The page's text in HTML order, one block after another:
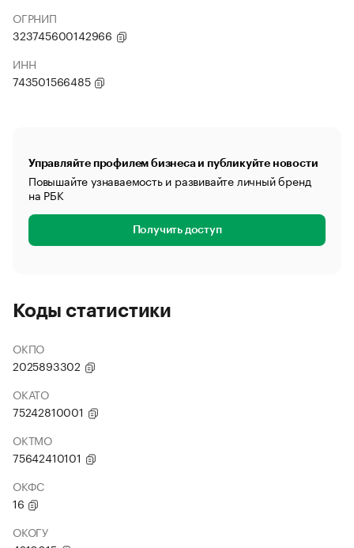
ОГРНИП
323745600142966
ИНН
743501566485
Управляйте профилем бизнеса и публикуйте новости
Повышайте узнаваемость и развивайте личный бренд
на РБК
Получить доступ
Коды статистики
ОКПО
2025893302
ОКАТО
75242810001
ОКТМО
75642410101
ОКФС
16
ОКОГУ